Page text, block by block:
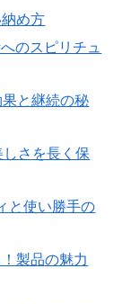
め方
のスピリチュ
と継続の秘
さを長く保
と使い勝手の
製品の魅力